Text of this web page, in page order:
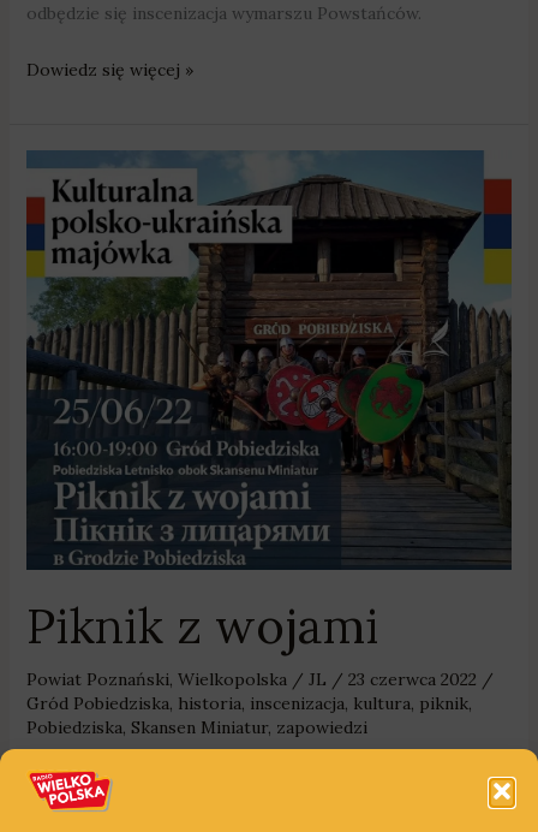
odbędzie się inscenizacja wymarszu Powstańców.
Dowiedz się więcej »
Piknik z wojami
Powiat Poznański, Wielkopolska/ JL / 23 czerwca 2022 /
Gród Pobiedziska, historia, inscenizacja, kultura, piknik,
Pobiedziska, Skansen Miniatur, zapowiedzi
Pokaz wojów, możliwość skorzystania z maszyn
oblężniczych i drewnianej karuzeli, a także wspólne ognisko
Piknik
z
wojami